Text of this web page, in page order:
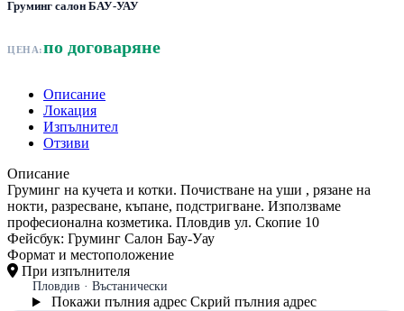
Груминг салон БАУ-УАУ
ЦЕНА:по договаряне
Описание
Локация
Изпълнител
Отзиви
Описание
Груминг на кучета и котки. Почистване на уши , рязане на
нокти, разресване, къпане, подстригване. Използваме
професионална козметика. Пловдив ул. Скопие 10
Фейсбук: Груминг Салон Бау-Уау
Формат и местоположение
При изпълнителя
Пловдив · Въстанически
Покажи пълния адрес Скрий пълния адрес